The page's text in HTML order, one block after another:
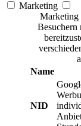
Marketing
Marketing
Besuchern
Name
NID